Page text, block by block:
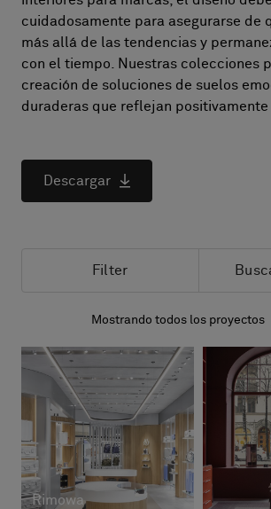
Historias
Sobre nosotros
Contáctanos
Pattern Tile Tool
cuidadosamente para asegurarse de
más allá de las tendencias y
con el tiempo. Nuestras colecciones
creación de soluciones de suelos
duraderas que reflejan positivamente
Descargar
Filter
Nuevos primero
Nombre
Mostrando todos los proyectos
Rimowa